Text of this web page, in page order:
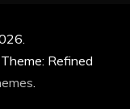
Theme: Refined
.